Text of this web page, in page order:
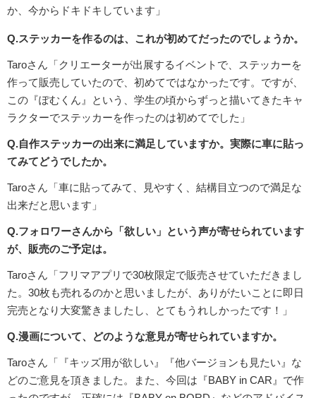
か、今からドキドキしています」
Q.ステッカーを作るのは、これが初めてだったのでしょうか。
Taroさん「クリエーターが出展するイベントで、ステッカーを
作って販売していたので、初めてではなかったです。ですが、
この『ぽむくん』という、学生の頃からずっと描いてきたキャ
ラクターでステッカーを作ったのは初めてでした」
Q.自作ステッカーの出来に満足していますか。実際に車に貼っ
てみてどうでしたか。
Taroさん「車に貼ってみて、見やすく、結構目立つので満足な
出来だと思います」
Q.フォロワーさんから「欲しい」という声が寄せられています
が、販売のご予定は。
Taroさん「フリマアプリで30枚限定で販売させていただきまし
た。30枚も売れるのかと思いましたが、ありがたいことに即日
完売となり大変驚きましたし、とてもうれしかったです！」
Q.漫画について、どのような意見が寄せられていますか。
Taroさん「『キッズ用が欲しい』『他バージョンも見たい』な
どのご意見を頂きました。また、今回は『BABY in CAR』で作